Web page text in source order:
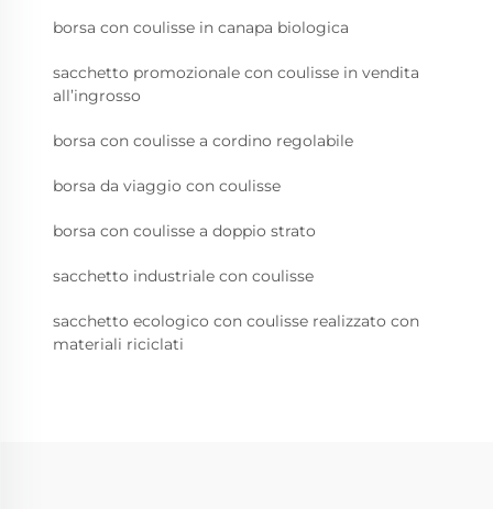
borsa con coulisse in canapa biologica
sacchetto promozionale con coulisse in vendita
all’ingrosso
borsa con coulisse a cordino regolabile
borsa da viaggio con coulisse
borsa con coulisse a doppio strato
sacchetto industriale con coulisse
sacchetto ecologico con coulisse realizzato con
materiali riciclati